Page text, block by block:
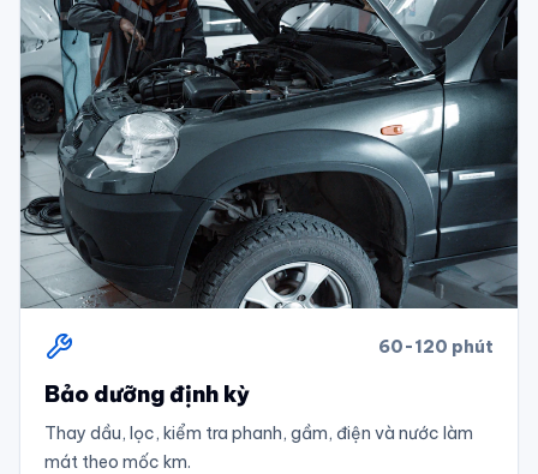
60-120 phút
Bảo dưỡng định kỳ
Thay dầu, lọc, kiểm tra phanh, gầm, điện và nước làm
mát theo mốc km.